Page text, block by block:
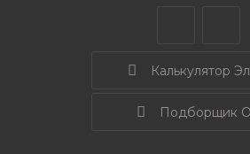
Калькулятор
Подборщик